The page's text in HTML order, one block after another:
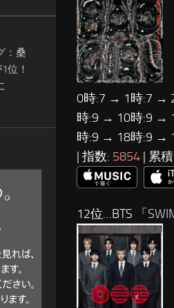
0時:7 → 1時:7 →
時:9 → 10時:9 →
時:9 → 18時:9 →
| 指数: 5854 | 累
12位…BTS 「
：桑
位！